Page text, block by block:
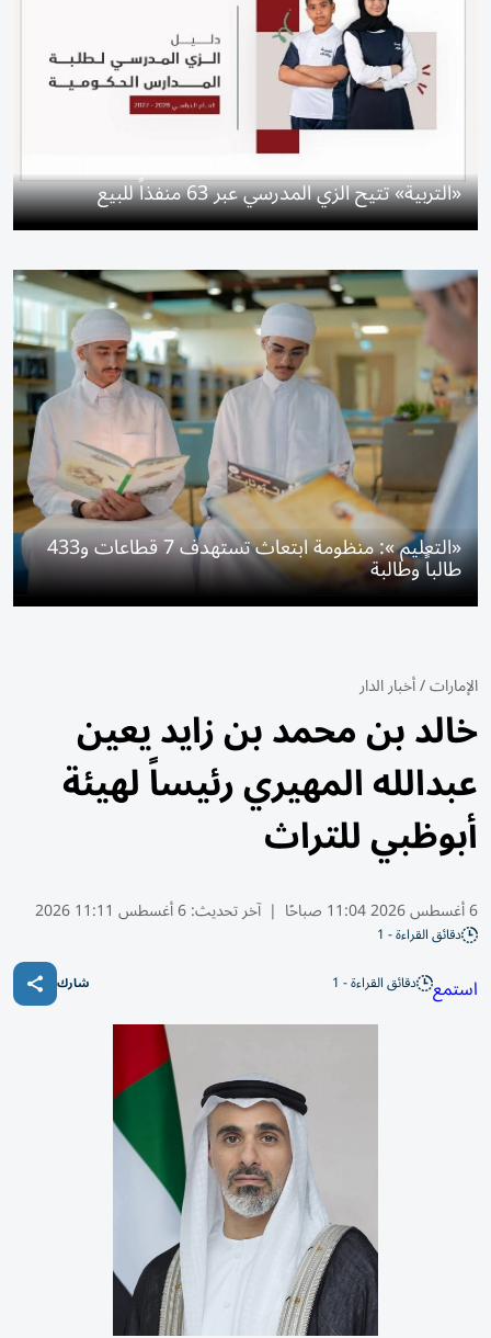
«التربية» تتيح الزي المدرسي عبر 63 منفذاً للبيع
«التعليم »: منظومة ابتعاث تستهدف 7 قطاعات و433
طالباً وطالبة
الإمارات/أخبار الدار
خالد بن محمد بن زايد يعين
عبدالله المهيري رئيساً لهيئة
أبوظبي للتراث
6 أغسطس 2026 11:04 صباحًا | آخر تحديث:6 أغسطس 11:11 2026
دقائق القراءة - 1
استمع دقائق القراءة - 1 شارك